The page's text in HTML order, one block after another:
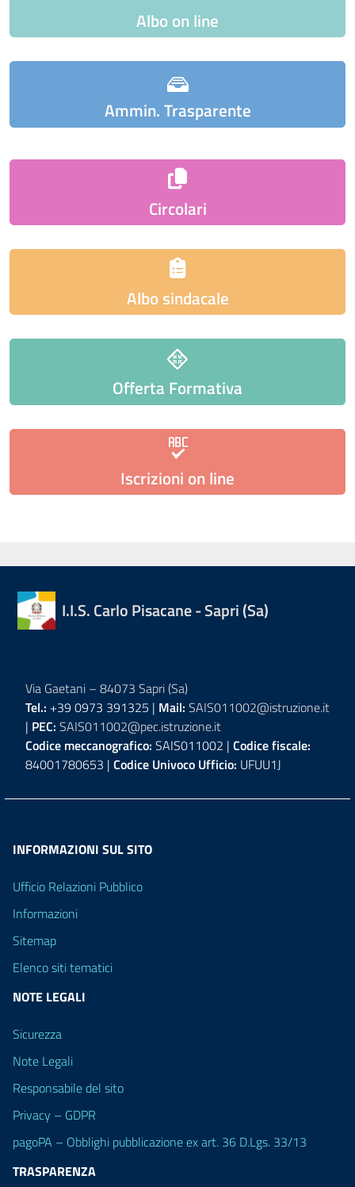
Albo on line
Ammin. Trasparente
Circolari
Albo sindacale
Offerta Formativa
Iscrizioni on line
I.I.S. Carlo Pisacane - Sapri (Sa)
Via Gaetani – 84073 Sapri (Sa)
Tel.: +39 0973 391325 | Mail: SAIS011002@istruzione.it
| PEC: SAIS011002@pec.istruzione.it
Codice meccanografico: SAIS011002 | Codice fiscale:
84001780653 | Codice Univoco Ufficio: UFUU1J
INFORMAZIONI SUL SITO
Ufficio Relazioni Pubblico
Informazioni
Sitemap
Elenco siti tematici
NOTE LEGALI
Sicurezza
Note Legali
Responsabile del sito
Privacy – GDPR
pagoPA – Obblighi pubblicazione ex art. 36 D.Lgs. 33/13
TRASPARENZA